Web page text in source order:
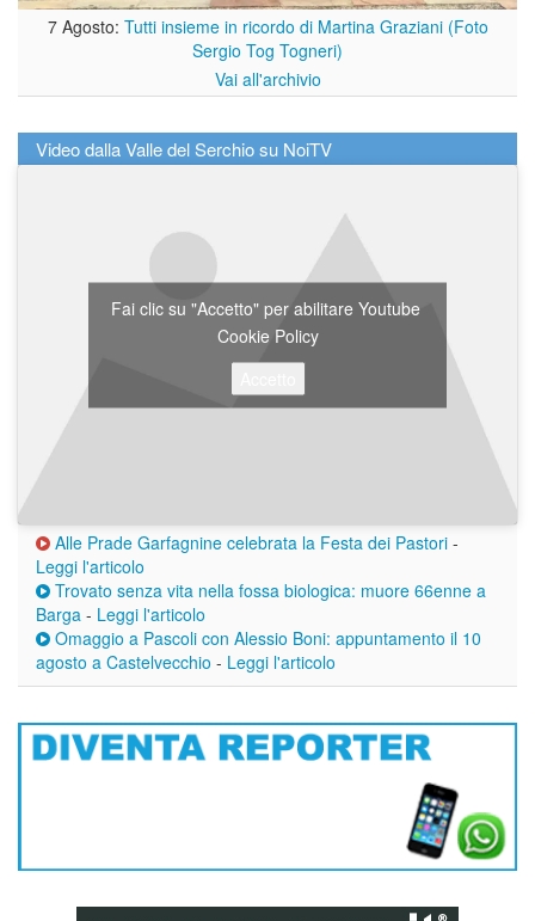
7 Agosto: Tutti insieme in ricordo di Martina Graziani (Foto
Sergio Tog Togneri)
Vai all'archivio
Video dalla Valle del Serchio su NoiTV
Fai clic su "Accetto" per abilitare Youtube
Cookie Policy
Alle Prade Garfagnine celebrata la Festa dei Pastori -
Leggi l'articolo
Trovato senza vita nella fossa biologica: muore 66enne a
Barga - Leggi l'articolo
Omaggio a Pascoli con Alessio Boni: appuntamento il 10
agosto a Castelvecchio - Leggi l'articolo